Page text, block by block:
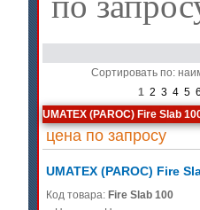
Сортировать по:
1 2 3 4 5
UMATEX (PAROC) Fire Slab
цена по запросу
UMATEX (PAROC) Fire
Код товара: Fire Slab 100